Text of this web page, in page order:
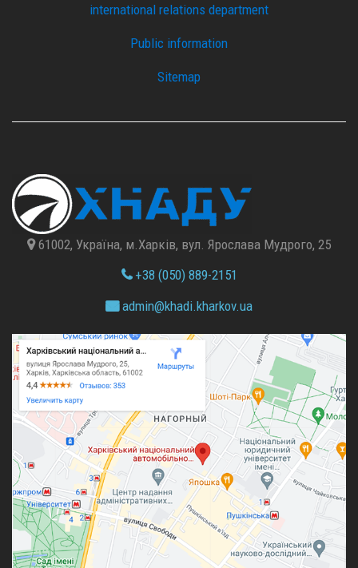
international relations department
Public information
Sitemap
61002, Україна, м.Харків, вул. Ярослава Мудрого, 25
+38 (050) 889-2151
admin@khadi.kharkov.ua